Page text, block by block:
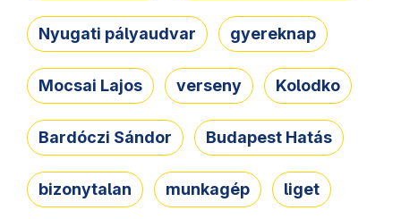
Nyugati pályaudvar gyereknap
Mocsai Lajos verseny Kolodko
Bardóczi Sándor Budapest Hatás
bizonytalan munkagép liget